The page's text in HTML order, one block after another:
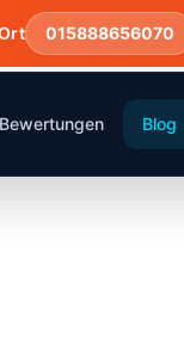
015888656070
Bewertungen Blog